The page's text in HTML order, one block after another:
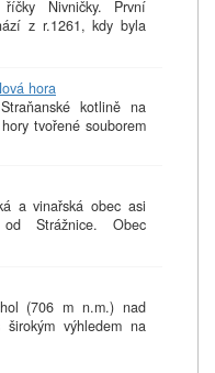
Nivničky. První
z r.1261, kdy byla
hora
kotlině na
tvořené souborem
a vinařská obec asi
Strážnice. Obec
(706 m n.m.) nad
výhledem na